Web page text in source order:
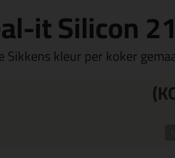
it Silicon
Sikkens kleur per koker